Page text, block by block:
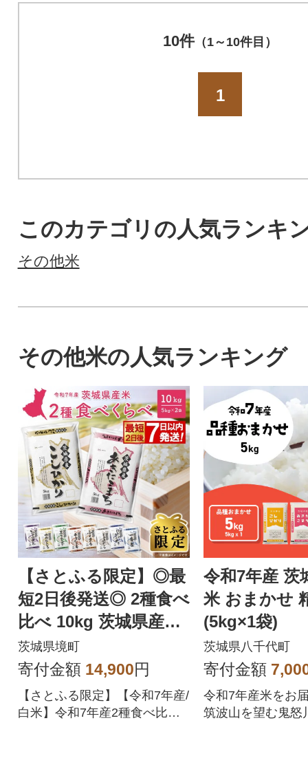
10件（1～10件目）
1
このカテゴリの人気ランキ
その他米
その他米の人気ランキング
【さとふる限定】◎最
短2日後発送◎ 2種食べ
比べ 10kg 茨城県産
【令和7年産/白米】米
スピード
茨城県境町
寄付金額 14,900円
【さとふる限定】【令和7年産/
白米】令和7年産2種食べ比べ1
令和7年産 茨
米 おまかせ
(5kg×1袋)
茨城県八千代町
寄付金額
令和7年産米をお
筑波山を望む鬼怒